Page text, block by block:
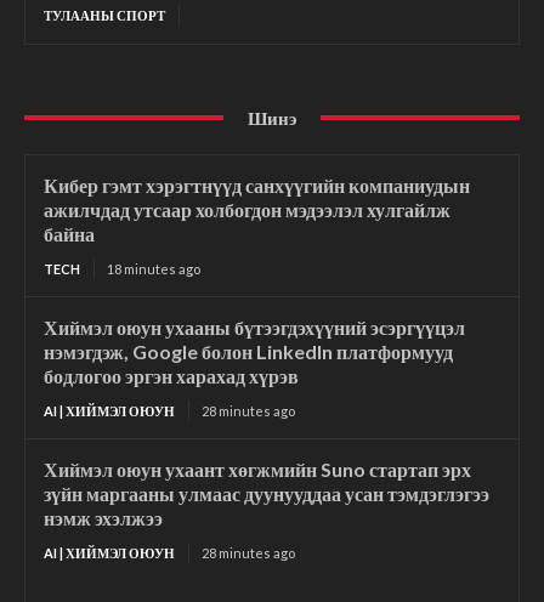
ТУЛААНЫ СПОРТ
Шинэ
Кибер гэмт хэрэгтнүүд санхүүгийн компаниудын
ажилчдад утсаар холбогдон мэдээлэл хулгайлж
байна
TECH 18 minutes ago
Хиймэл оюун ухааны бүтээгдэхүүний эсэргүүцэл
нэмэгдэж, Google болон LinkedIn платформууд
бодлогоо эргэн харахад хүрэв
AI | ХИЙМЭЛ ОЮУН 28 minutes ago
Хиймэл оюун ухаант хөгжмийн Suno стартап эрх
зүйн маргааны улмаас дуунууддаа усан тэмдэглэгээ
нэмж эхэлжээ
AI | ХИЙМЭЛ ОЮУН 28 minutes ago